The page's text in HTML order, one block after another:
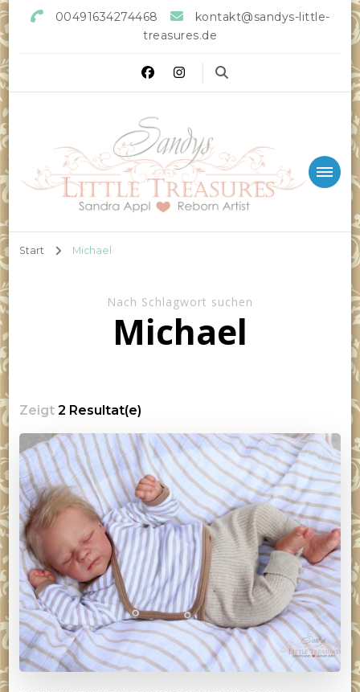
00491634274468
kontakt@sandys-little-
treasures.de
Start Michael
Nach Schlagwort suchen
Michael
Zeigt 2 Resultat(e)